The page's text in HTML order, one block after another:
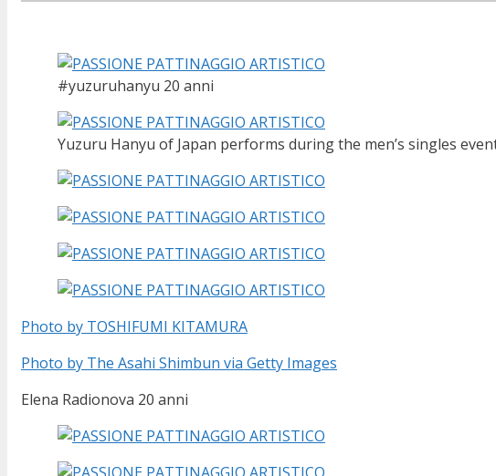
#yuzuruhanyu 20 anni
Yuzuru Hanyu of Japan performs during the men’s singles
Photo by TOSHIFUMI KITAMURA
Photo by The Asahi Shimbun via Getty Images
Elena Radionova 20 anni